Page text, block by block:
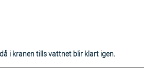
i kranen tills vattnet blir klart igen.